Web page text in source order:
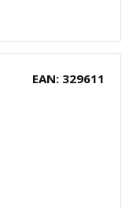
EAN: 329611